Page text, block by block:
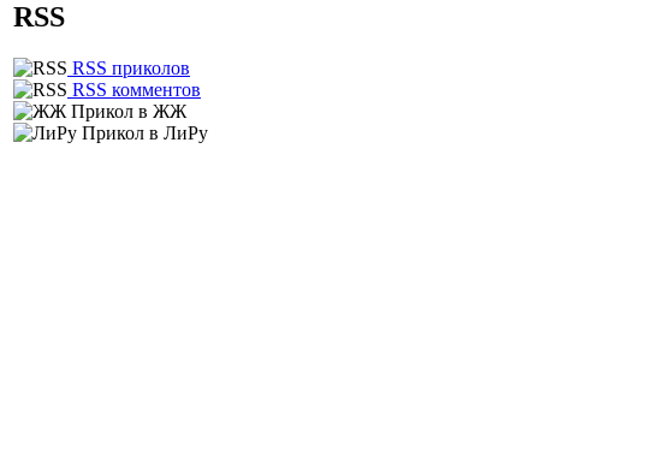
RSS
RSS приколов
RSS комментов
Прикол в ЖЖ
Прикол в ЛиРу